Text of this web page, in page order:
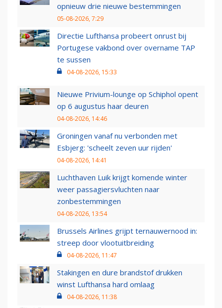
opnieuw drie nieuwe bestemmingen
05-08-2026, 7:29
Directie Lufthansa probeert onrust bij
Portugese vakbond over overname TAP
te sussen
04-08-2026, 15:33
Nieuwe Privium-lounge op Schiphol opent
op 6 augustus haar deuren
04-08-2026, 14:46
Groningen vanaf nu verbonden met
Esbjerg: 'scheelt zeven uur rijden'
04-08-2026, 14:41
Luchthaven Luik krijgt komende winter
weer passagiersvluchten naar
zonbestemmingen
04-08-2026, 13:54
Brussels Airlines grijpt ternauwernood in:
streep door vlootuitbreiding
04-08-2026, 11:47
Stakingen en dure brandstof drukken
winst Lufthansa hard omlaag
04-08-2026, 11:38